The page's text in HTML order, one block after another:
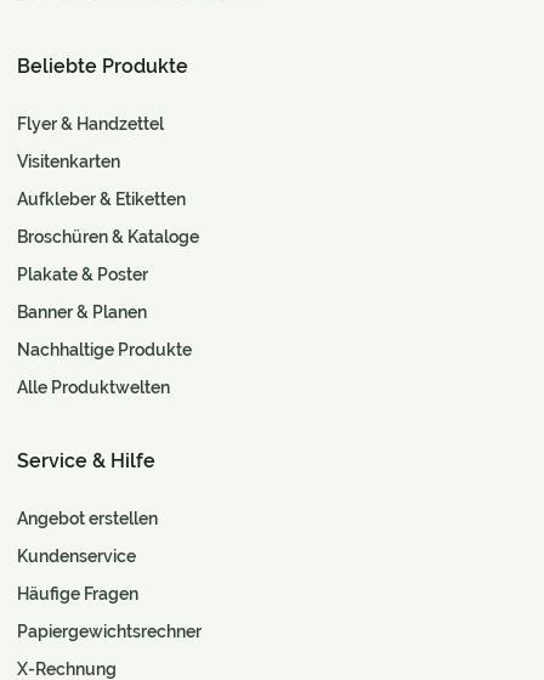
Beliebte Produkte
Flyer & Handzettel
Visitenkarten
Aufkleber & Etiketten
Broschüren & Kataloge
Plakate & Poster
Banner & Planen
Nachhaltige Produkte
Alle Produktwelten
Service & Hilfe
Angebot erstellen
Kundenservice
Häufige Fragen
Papiergewichtsrechner
X-Rechnung